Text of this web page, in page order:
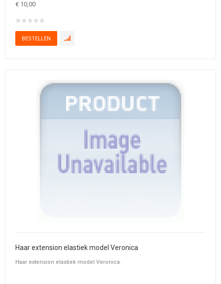
€ 10,00
Haar extension elastiek model Veronica
Haar extension elastiek model Veronica.